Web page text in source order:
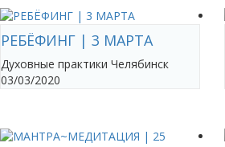
РЕБЁФИНГ | 3 МАРТА
Духовные практики Челябинск
03/03/2020